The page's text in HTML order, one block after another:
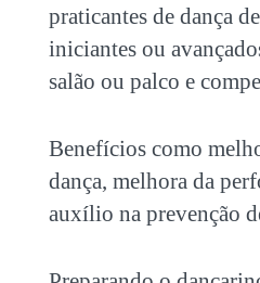
praticantes de dança
iniciantes ou
salão ou palco e
Benefícios como
dança, melhora da
auxílio na prevenção